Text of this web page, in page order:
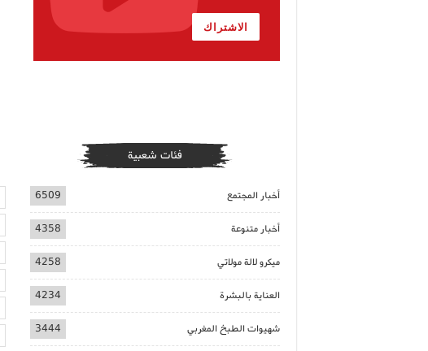
الاشتراك
فئات شعبية
أخبار المجتمع 6509
أخبار متنوعة 4358
ميكرو لالة مولاتي 4258
العناية بالبشرة 4234
شهيوات الطبخ المغربي 3444